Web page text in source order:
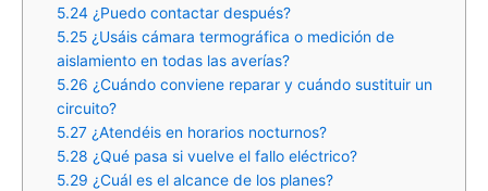
5.24 ¿Puedo contactar después?
5.25¿Usáis cámara termográfica o medición de
aislamiento en todas las averías?
5.26 ¿Cuándo conviene reparar y cuándo sustituir un
circuito?
5.27¿Atendéis en horarios nocturnos?
5.28 ¿Qué pasa si vuelve el fallo eléctrico?
5.29 ¿Cuál es el alcance de los planes?